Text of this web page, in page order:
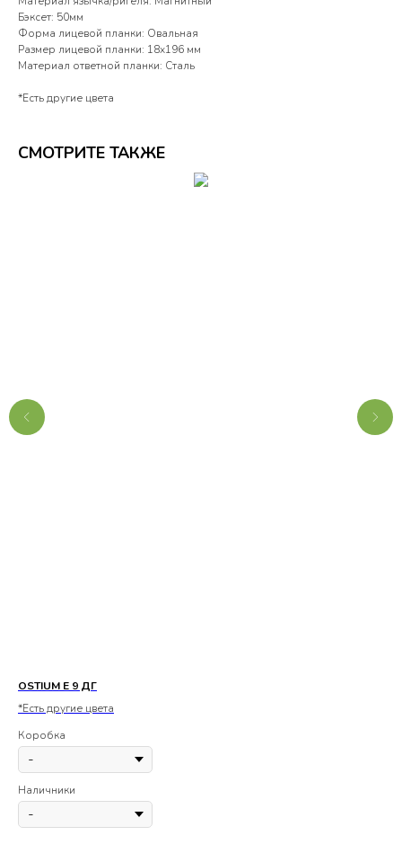
Бэксет: 50мм
Форма лицевой планки: Овальная
Размер лицевой планки: 18x196 мм
Материал ответной планки: Сталь
*Есть другие цвета
СМОТРИТЕ ТАКЖЕ
OSTIUM E 9 ДГ
*Есть другие цвета
Коробка
Наличники